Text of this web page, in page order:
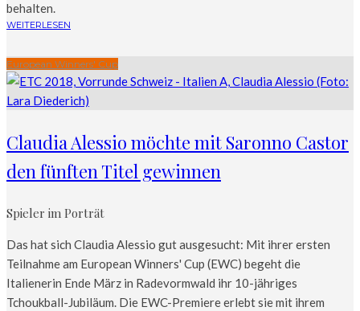
behalten.
WEITERLESEN
European Winners' Cup
Claudia Alessio möchte mit Saronno Castor
den fünften Titel gewinnen
Spieler im Porträt
Das hat sich Claudia Alessio gut ausgesucht: Mit ihrer ersten
Teilnahme am European Winners' Cup (EWC) begeht die
Italienerin Ende März in Radevormwald ihr 10-jähriges
Tchoukball-Jubiläum. Die EWC-Premiere erlebt sie mit ihrem